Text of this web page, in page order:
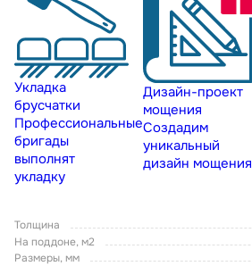
Укладка
брусчатки
Профессиональные
бригады
выполнят
укладку
Дизайн-проект
мощения
Создадим
уникальный
дизайн мощения
Толщина
На поддоне, м2
Размеры, мм